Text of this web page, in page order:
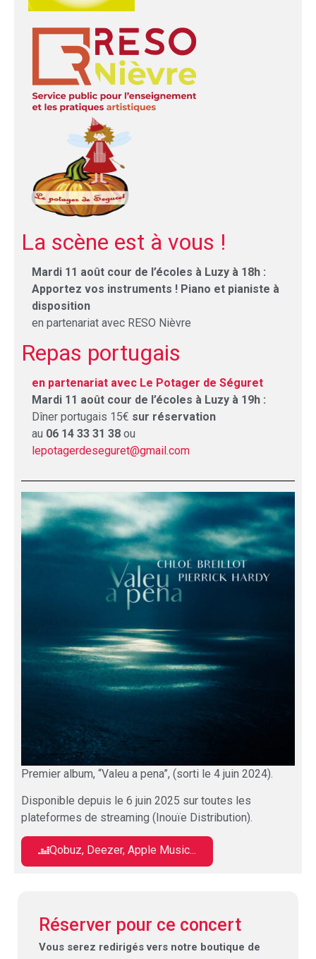
La scène est à vous !
Mardi 11 août cour de l’écoles à Luzy à 18h :
Apportez vos instruments ! Piano et pianiste à
disposition
en partenariat avec RESO Nièvre
Repas portugais
en partenariat avec Le Potager de Séguret
Mardi 11 août cour de l’écoles à Luzy à 19h :
Dîner portugais 15€ sur réservation
au 06 14 33 31 38 ou
lepotagerdeseguret@gmail.com
Premier album, “Valeu a pena”, (sorti le 4 juin 2024).
Disponible depuis le 6 juin 2025 sur toutes les
plateformes de streaming (Inouïe Distribution).
Qobuz, Deezer, Apple Music...
Réserver pour ce concert
Vous serez redirigés vers notre boutique de